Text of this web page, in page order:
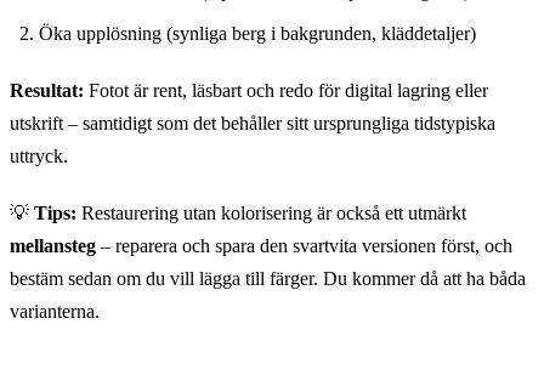
Öka upplösning (synliga berg i bakgrunden, kläddetaljer)
Resultat: Fotot är rent, läsbart och redo för digital lagring eller
utskrift – samtidigt som det behåller sitt ursprungliga tidstypiska
uttryck.
💡 Tips: Restaurering utan kolorisering är också ett utmärkt
mellansteg – reparera och spara den svartvita versionen först, och
bestäm sedan om du vill lägga till färger. Du kommer då att ha båda
varianterna.